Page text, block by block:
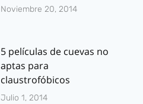
Noviembre 20, 2014
5 películas de cuevas no
aptas para
claustrofóbicos
Julio 1, 2014